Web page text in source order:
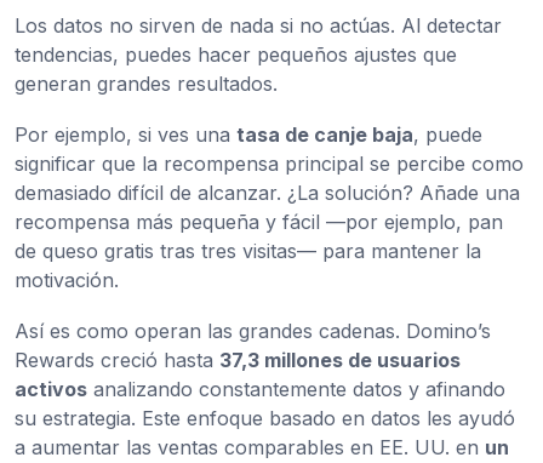
Los datos no sirven de nada si no actúas. Al detectar
tendencias, puedes hacer pequeños ajustes que
generan grandes resultados.
Por ejemplo, si ves una tasa de canje baja, puede
significar que la recompensa principal se percibe como
demasiado difícil de alcanzar. ¿La solución? Añade una
recompensa más pequeña y fácil —por ejemplo, pan
de queso gratis tras tres visitas— para mantener la
motivación.
Así es como operan las grandes cadenas. Domino’s
Rewards creció hasta 37,3 millones de usuarios
activos analizando constantemente datos y afinando
su estrategia. Este enfoque basado en datos les ayudó
a aumentar las ventas comparables en EE. UU. en un